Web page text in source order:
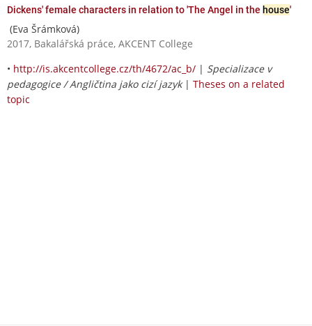
Dickens' female characters in relation to 'The Angel in the house'
(Eva Šrámková)
2017, Bakalářská práce, AKCENT College
• http://is.akcentcollege.cz/th/4672/ac_b/ | Specializace v
pedagogice / Angličtina jako cizí jazyk| Theses on a related
topic